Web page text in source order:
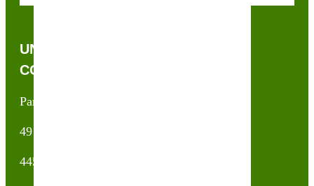
UNE QUESTION, UN CONSEIL ?
CONTACTEZ-NOUS !
Partner & Co SAS
49 avenue du Général de Gaulle
44500 La Baule Escoublac